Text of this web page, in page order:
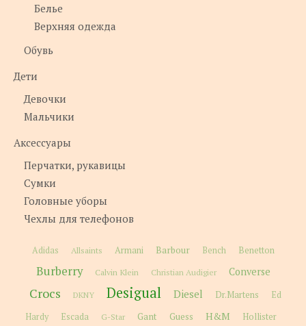
Белье
Верхняя одежда
Обувь
Дети
Девочки
Мальчики
Аксессуары
Перчатки, рукавицы
Сумки
Головные уборы
Чехлы для телефонов
Adidas Allsaints Armani Barbour Bench Benetton
Burberry Calvin Klein Christian Audigier Converse
Crocs DKNY Desigual Diesel Dr.Martens
Ed
Hardy
Escada G-Star Gant Guess H&M Hollister